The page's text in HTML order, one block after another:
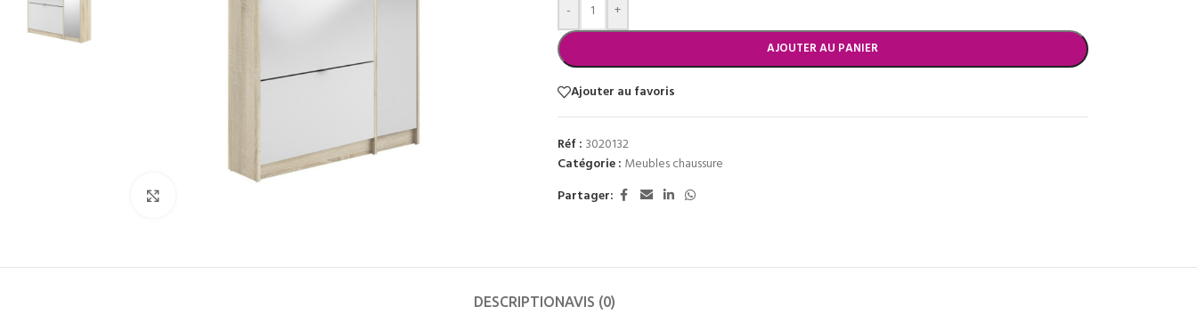
- +
AJOUTER AU PANIER
Ajouter au favoris
Réf : 3020132
Catégorie : Meubles chaussure
Partager:
DESCRIPTIONAVIS (0)